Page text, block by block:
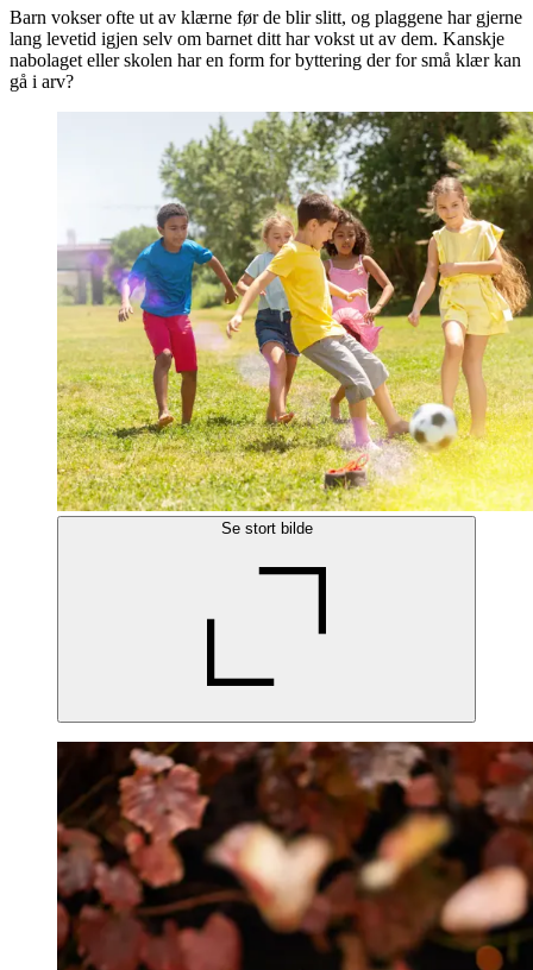
Barn vokser ofte ut av klærne før de blir slitt, og plaggene har gjerne
lang levetid igjen selv om barnet ditt har vokst ut av dem. Kanskje
nabolaget eller skolen har en form for byttering der for små klær kan
gå i arv?
Se stort bilde